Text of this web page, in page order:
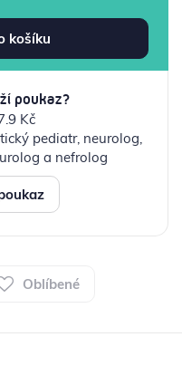
košíku
poukaz?
Kč
pediatr, neurolog,
a nefrolog
Oblíbené